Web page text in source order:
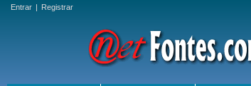
Entrar | Registrar